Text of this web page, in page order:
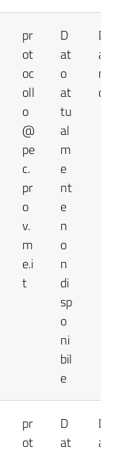
pr
ot
oc
oll
o
@
pe
c.
pr
o
v.
m
e.i
t
D
at
o
at
tu
al
m
e
nt
e
n
o
n
di
sp
o
ni
bil
e
pr
ot
D
at